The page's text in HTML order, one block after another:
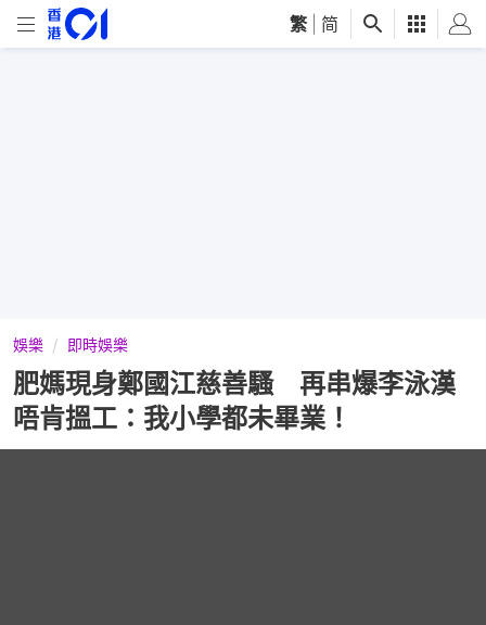
繁 简
娛樂 即時娛樂
肥媽現身鄭國江慈善騷 再串爆李泳漢
唔肯搵工：我小學都未畢業！